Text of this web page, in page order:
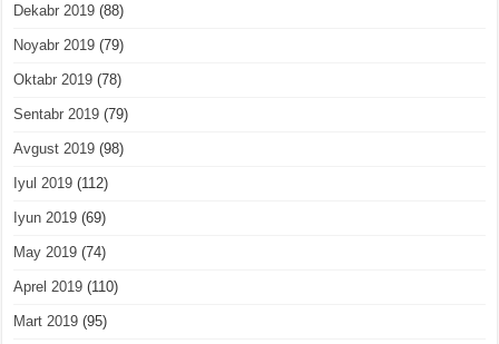
Dekabr 2019 (88)
Noyabr 2019 (79)
Oktabr 2019 (78)
Sentabr 2019 (79)
Avgust 2019 (98)
Iyul 2019 (112)
Iyun 2019 (69)
May 2019 (74)
Aprel 2019 (110)
Mart 2019 (95)